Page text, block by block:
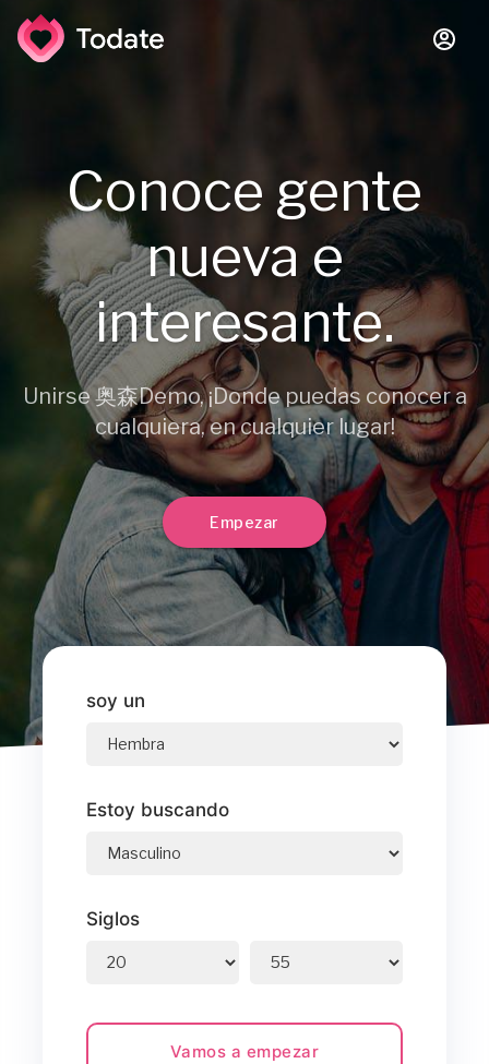
Conoce gente
nueva e
interesante.
Unirse 奥森Demo, ¡Donde puedas conocer a
cualquiera, en cualquier lugar!
Empezar
soy un
Estoy buscando
Siglos
Vamos a empezar